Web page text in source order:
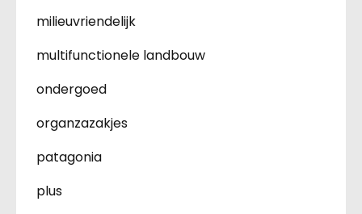
milieuvriendelijk
multifunctionele landbouw
ondergoed
organzazakjes
patagonia
plus